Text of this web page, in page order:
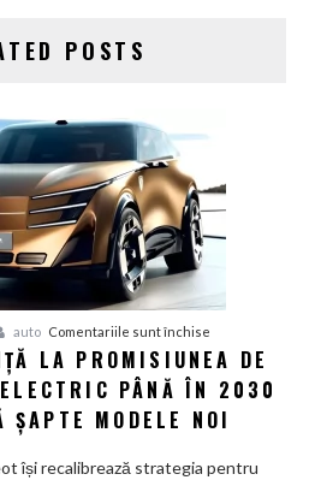
POSTS
auto Comentariile sunt închise
Peugeot
renunță
la
de
LA PROMISIUNEA DE
PÂNĂ ÎN 2030
ȘAPTE MODELE NOI
își recalibrează strategia pentru